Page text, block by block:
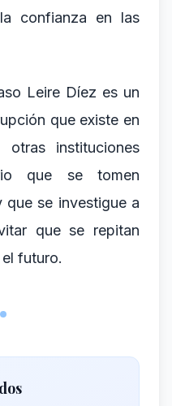
confianza en las
Leire Díez es un
que existe en
instituciones
que se tomen
que se investigue a
que se repitan
futuro.